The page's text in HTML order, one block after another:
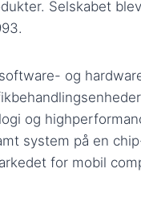
Selskabet
og
og
system på en
for mobil